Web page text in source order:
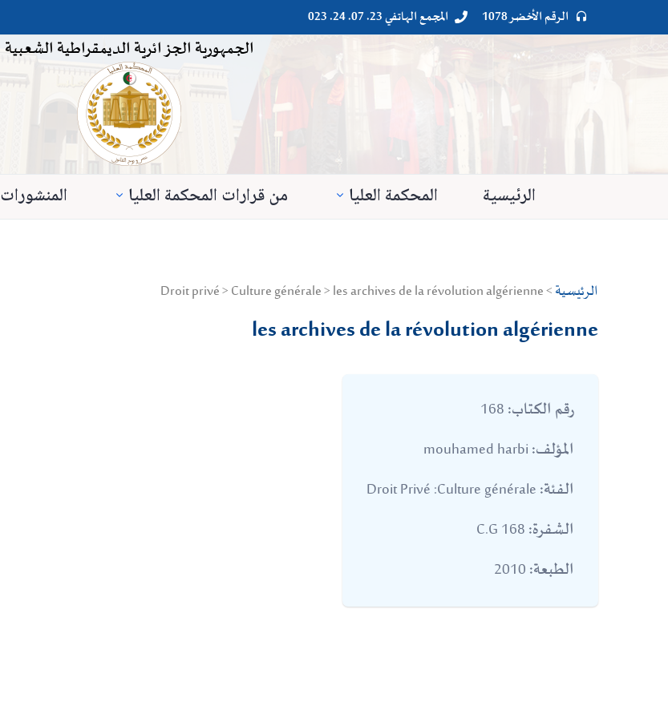

 الرقم الأخضر 1078 
 المجمع الهاتفي 23. 07. 24. 023
الجمهورية الجزائرية الديمقراطية الشعبية
الرئيسية المحكمة العليا من قرارات المحكمة العليا المنشورات
الرئيسية> Droit privé > Culture générale > les archives de la révolution algérienne
les archives de la révolution algérienne
رقم الكتاب:
المؤلف:
الفئة:
الشفرة:
الطبعة: